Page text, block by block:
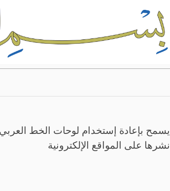
يسمح بإعادة إستخدام لوحات الخط
نشرها على المواقع الإلكترونية